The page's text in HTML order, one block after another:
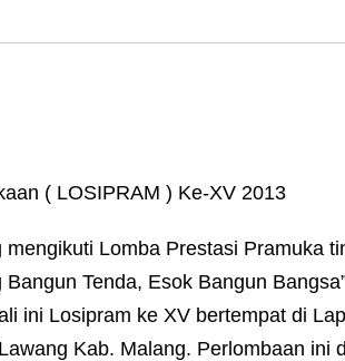
( LOSIPRAM ) Ke-XV 2013
Lomba Prestasi Pramuka
Tenda, Esok Bangun
ini Losipram ke XV bertempat di
Kab. Malang. Perlombaan ini